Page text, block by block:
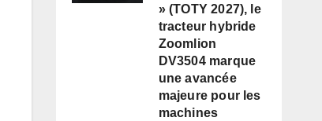
» (TOTY 2027), le
tracteur hybride
Zoomlion
DV3504 marque
une avancée
majeure pour les
machines